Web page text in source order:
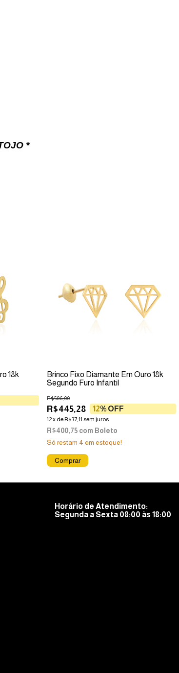
*
18k
Brinco Fixo Diamante Em Ouro 18k
Segundo Furo Infantil
R$445,28
R$506,00
12% OFF
12x deR$37,11 sem juros
R$400,75 com Boleto
Só restam 4 em estoque!
Horário de Atendimento:
Segunda a Sexta 08:00 às 18:00